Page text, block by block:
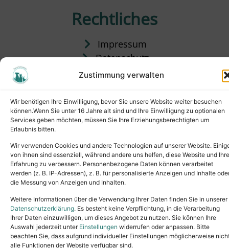
Zustimmung verwalten
Wir benötigen Ihre Einwilligung, bevor Sie unsere Website weiter besuchen
können.Wenn Sie unter 16 Jahre alt sind und Ihre Einwilligung zu optionalen
Services geben möchten, müssen Sie Ihre Erziehungsberechtigten um
Erlaubnis bitten.
Wir verwenden Cookies und andere Technologien auf unserer Website.
von ihnen sind essenziell, während andere uns helfen, diese Website und Ihre
Erfahrung zu verbessern. Personenbezogene Daten können verarbeitet
werden (z. B. IP-Adressen), z. B. für personalisierte Anzeigen und Inhalte
die Messung von Anzeigen und Inhalten.
Weitere Informationen über die Verwendung Ihrer Daten finden Sie in unserer
Datenschutzerklärung. Es besteht keine Verpflichtung, in die Verarbeitung
Ihrer Daten einzuwilligen, um dieses Angebot zu nutzen. Sie können Ihre
Auswahl jederzeit unter Einstellungen widerrufen oder anpassen. Bitte
beachten Sie, dass aufgrund individueller Einstellungen möglicherweise
alle Funktionen der Website verfügbar sind.
Rechtliches
Impressum
Datenschutz
Satzung
Copyright © 2024. All rights reserved.
Tel.: (02631) 55356buero@tierheim-neuwied.de
Ludwigshof 1, 56567 Neuwied